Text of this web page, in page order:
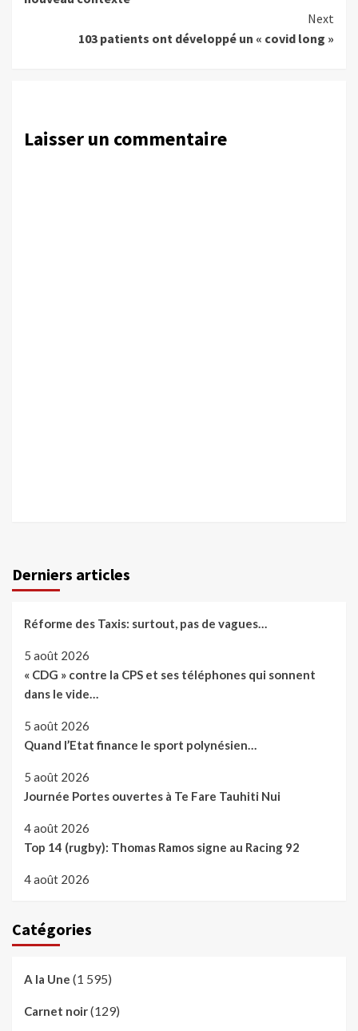
Next
103 patients ont développé un « covid long »
Laisser un commentaire
Derniers articles
Réforme des Taxis: surtout, pas de vagues…
5 août 2026
« CDG » contre la CPS et ses téléphones qui sonnent
dans le vide…
5 août 2026
Quand l’Etat finance le sport polynésien…
5 août 2026
Journée Portes ouvertes à Te Fare Tauhiti Nui
4 août 2026
Top 14 (rugby): Thomas Ramos signe au Racing 92
4 août 2026
Catégories
A la Une (1 595)
Carnet noir(129)